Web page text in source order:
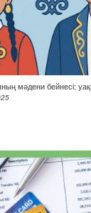
мәдени бейнесі: